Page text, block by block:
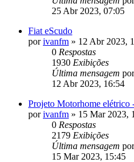
25 Abr 2023, 07:05
Fiat eScudo
porivanfm » 12 Abr 2023,
0 Respostas
1930 Exibições
Última mensagem
12 Abr 2023, 16:54
Projeto Motorhome elétrico
porivanfm » 15 Mar 2023,
0 Respostas
2179 Exibições
Última mensagem
15 Mar 2023, 15:45